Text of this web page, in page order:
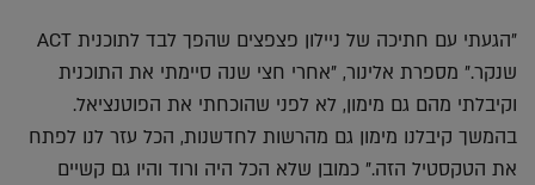
"הגעתי עם חתיכה של ניילון פצפצים שהפך לבד לתוכנית ACT
שנקר." מספרת אלינור, "אחרי חצי שנה סיימתי את התוכנית
וקיבלתי מהם גם מימון, לא לפני שהוכחתי את הפוטנציאל.
בהמשך קיבלנו מימון גם מהרשות לחדשנות, הכל עזר לנו לפתח
את הטקסטיל הזה." כמובן שלא הכל היה ורוד והיו גם קשיים